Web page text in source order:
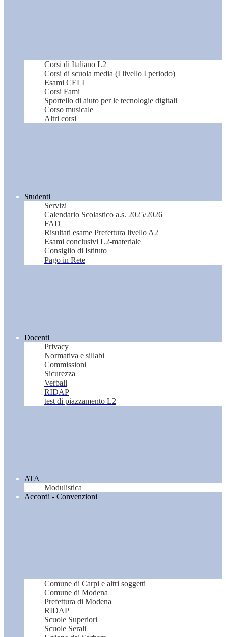
Corsi di Italiano L2
Corsi di scuola media (I livello I periodo)
Esami CELI
Corsi Fami
Sportello di aiuto per le tecnologie digitali
Corso musicale
Altri corsi
Studenti
Servizi
Calendario Scolastico a.s. 2025/2026
FAD
Risultati esame Prefettura livello A2
Esami conclusivi L2-materiale
Consiglio di Istituto
Pago in Rete
Docenti
Privacy
Normativa e sillabi
Commissioni
Sicurezza
Verbali
RIDAP
test di piazzamento L2
ATA
Modulistica
Accordi - Convenzioni
Comune di Carpi e altri soggetti
Comune di Modena
Prefettura di Modena
RIDAP
Scuole Superiori
Scuole Serali